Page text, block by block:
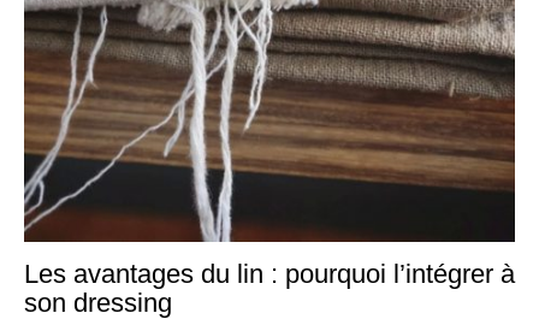
Les avantages du lin : pourquoi l’intégrer à
son dressing